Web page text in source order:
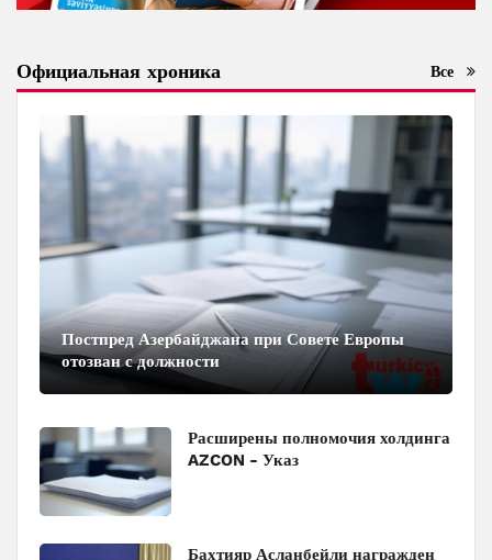
Официальная хроника Все
Постпред Азербайджана при Совете Европы
отозван с должности
Расширены полномочия холдинга
AZCON - Указ
Бахтияр Асланбейли награжден